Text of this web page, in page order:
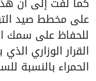
على مخطط صيد
للحفاظ على سمك
القرار الوزاري
الحمراء بالنسبة